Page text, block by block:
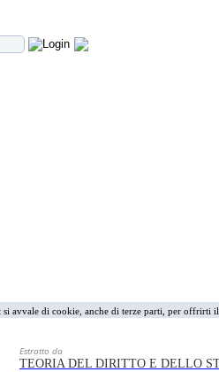
si avvale di cookie, anche di terze parti, per
Estratto da
TEORIA DEL DIRITTO E DELLO